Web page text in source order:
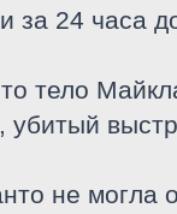
за 24 часа
тело
убитый
не могла